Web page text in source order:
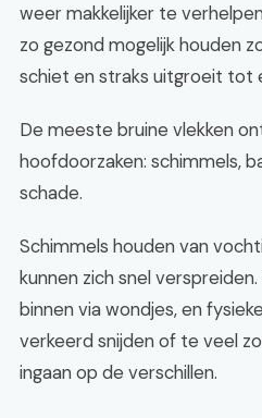
weer makkelijker te
zo gezond mogelijk houden
schiet en straks uitgroeit tot
De meeste bruine vlekken
hoofdoorzaken: schimmels,
schade.
Schimmels houden van
kunnen zich snel
binnen via wondjes, en
verkeerd snijden of te veel
ingaan op de verschillen.